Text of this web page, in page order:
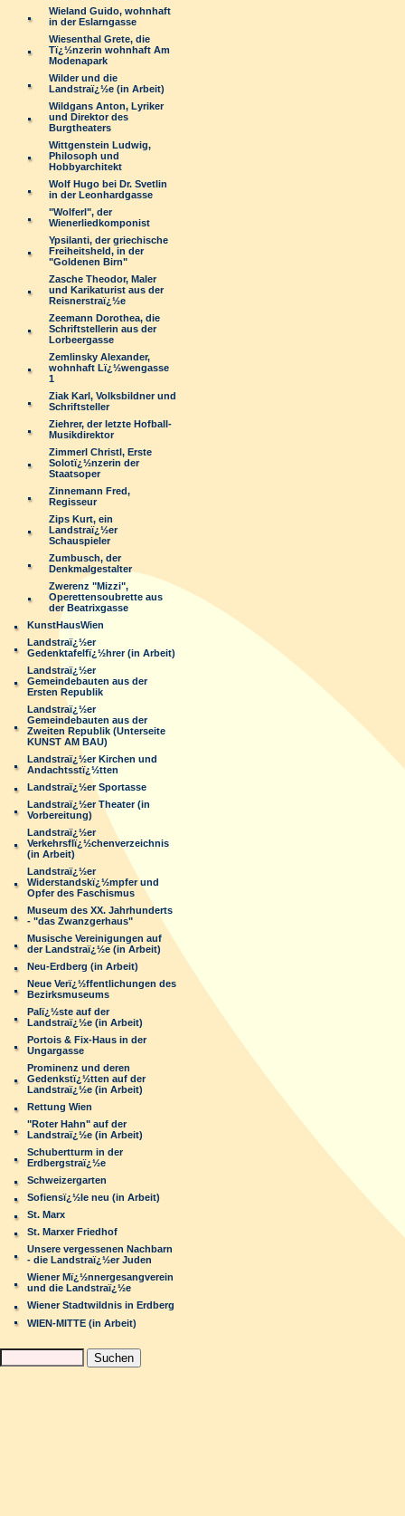
Wieland Guido, wohnhaft
in der Eslarngasse
Wiesenthal Grete, die
Tï¿½nzerin wohnhaft Am
Modenapark
Wilder und die
Landstraï¿½e (in Arbeit)
Wildgans Anton, Lyriker
und Direktor des
Burgtheaters
Wittgenstein Ludwig,
Philosoph und
Hobbyarchitekt
Wolf Hugo bei Dr. Svetlin
in der Leonhardgasse
"Wolferl", der
Wienerliedkomponist
Ypsilanti, der griechische
Freiheitsheld, in der
"Goldenen Birn"
Zasche Theodor, Maler
und Karikaturist aus der
Reisnerstraï¿½e
Zeemann Dorothea, die
Schriftstellerin aus der
Lorbeergasse
Zemlinsky Alexander,
wohnhaft Lï¿½wengasse
1
Ziak Karl, Volksbildner und
Schriftsteller
Ziehrer, der letzte Hofball-
Musikdirektor
Zimmerl Christl, Erste
Solotï¿½nzerin der
Staatsoper
Zinnemann Fred,
Regisseur
Zips Kurt, ein
Landstraï¿½er
Schauspieler
Zumbusch, der
Denkmalgestalter
Zwerenz "Mizzi",
Operettensoubrette aus
der Beatrixgasse
KunstHausWien
Landstraï¿½er
Gedenktafelfï¿½hrer (in Arbeit)
Landstraï¿½er
Gemeindebauten aus der
Ersten Republik
Landstraï¿½er
Gemeindebauten aus der
Zweiten Republik (Unterseite
KUNST AM BAU)
Landstraï¿½er Kirchen und
Andachtsstï¿½tten
Landstraï¿½er Sportasse
Landstraï¿½er Theater (in
Vorbereitung)
Landstraï¿½er
Verkehrsflï¿½chenverzeichnis
(in Arbeit)
Landstraï¿½er
Widerstandskï¿½mpfer und
Opfer des Faschismus
Museum des XX. Jahrhunderts
- "das Zwanzgerhaus"
Musische Vereinigungen auf
der Landstraï¿½e (in Arbeit)
Neu-Erdberg (in Arbeit)
Neue Verï¿½ffentlichungen des
Bezirksmuseums
Palï¿½ste auf der
Landstraï¿½e (in Arbeit)
Portois & Fix-Haus in der
Ungargasse
Prominenz und deren
Gedenkstï¿½tten auf der
Landstraï¿½e (in Arbeit)
Rettung Wien
"Roter Hahn" auf der
Landstraï¿½e (in Arbeit)
Schubertturm in der
Erdbergstraï¿½e
Schweizergarten
Sofiensï¿½le neu (in Arbeit)
St. Marx
St. Marxer Friedhof
Unsere vergessenen Nachbarn
- die Landstraï¿½er Juden
Wiener Mï¿½nnergesangverein
und die Landstraï¿½e
Wiener Stadtwildnis in Erdberg
WIEN-MITTE (in Arbeit)